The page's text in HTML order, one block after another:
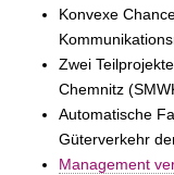
Konvexe
Zwei
Chemnitz
Automatische
Güterverkehr
Management